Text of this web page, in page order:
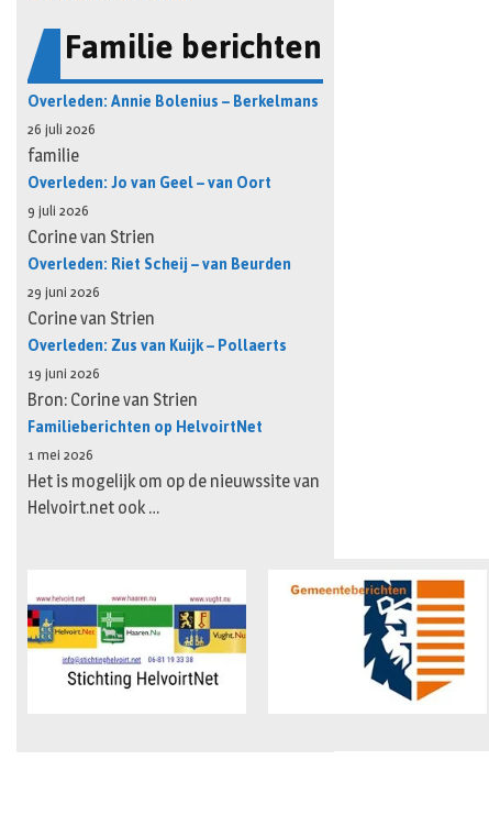
Familie berichten
Overleden: Annie Bolenius – Berkelmans
26 juli 2026
familie
Overleden: Jo van Geel – van Oort
9 juli 2026
Corine van Strien
Overleden: Riet Scheij – van Beurden
29 juni 2026
Corine van Strien
Overleden: Zus van Kuijk – Pollaerts
19 juni 2026
Bron: Corine van Strien
Familieberichten op HelvoirtNet
1 mei 2026
Het is mogelijk om op de nieuwssite van
Helvoirt.net ook …